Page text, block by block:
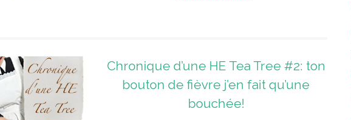
Chronique d’une HE Tea Tree #2: ton
bouton de fièvre j’en fait qu’une
bouchée!